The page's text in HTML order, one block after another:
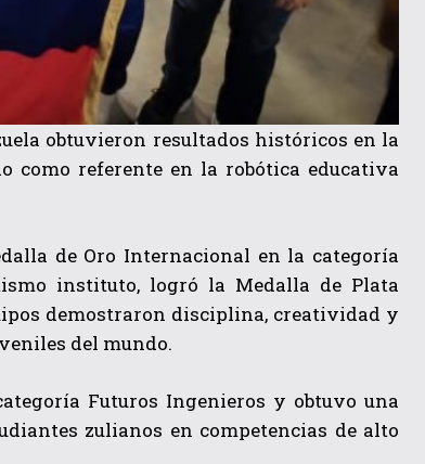
obtuvieron resultados históricos en la
como referente en la robótica educativa
de Oro Internacional en la categoría
instituto, logró la Medalla de Plata
demostraron disciplina, creatividad y
del mundo.
Futuros Ingenieros y obtuvo una
zulianos en competencias de alto